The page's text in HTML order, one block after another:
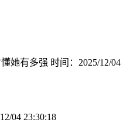
她有多强 时间：2025/12/04
04 23:30:18